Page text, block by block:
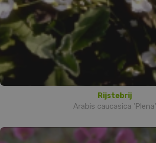
Rijstebrij
Arabis caucasica 'Plena'